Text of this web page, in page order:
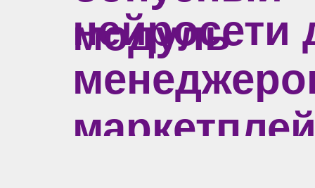
модуль
нейросети